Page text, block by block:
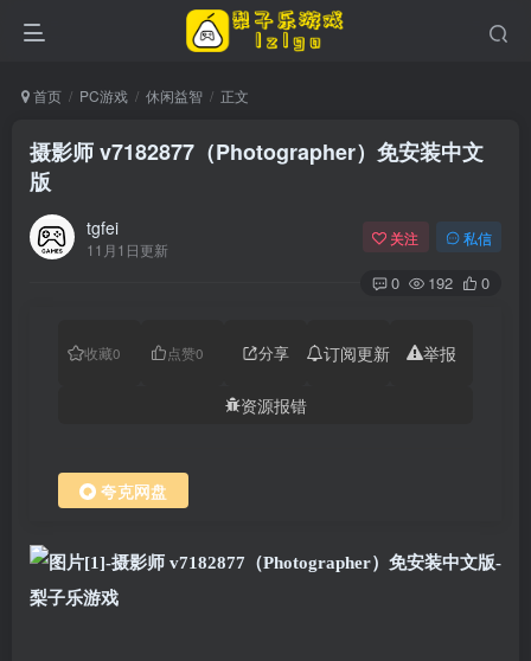
首页 PC游戏 休闲益智 正文
摄影师 v7182877（Photographer）免安装中文
版
tgfei
11月1日更新
关注 私信
0 192 0
收藏0 点赞0 分享 订阅更新 举报
资源报错
夸克网盘